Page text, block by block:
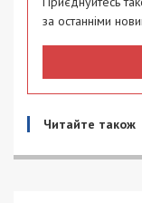
за останніми
Читайте також